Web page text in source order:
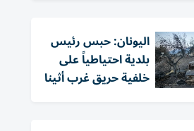
اليونان: حبس رئيس
بلدية احتياطياً على
خلفية حريق غرب أثينا